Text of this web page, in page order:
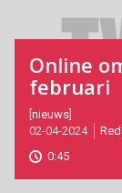
Online
februari
2024-
04-
02T09:16:00
2024-
04-
[nieuws]
02-04-2024
0:45